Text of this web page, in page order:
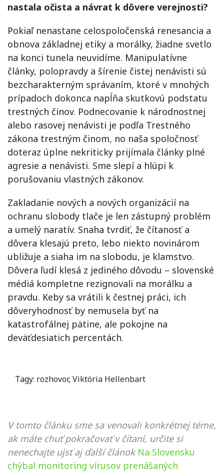
nastala očista a návrat k dôvere verejnosti?
Pokiaľ nenastane celospoločenská renesancia a
obnova základnej etiky a morálky, žiadne svetlo
na konci tunela neuvidíme. Manipulatívne
články, polopravdy a šírenie čistej nenávisti sú
bezcharakterným správaním, ktoré v mnohých
prípadoch dokonca napĺňa skutkovú podstatu
trestných činov. Podnecovanie k národnostnej
alebo rasovej nenávisti je podľa Trestného
zákona trestným činom, no naša spoločnosť
doteraz úplne nekriticky prijímala články plné
agresie a nenávisti. Sme slepí a hlúpi k
porušovaniu vlastných zákonov.
Zakladanie nových a nových organizácií na
ochranu slobody tlače je len zástupný problém
a umelý naratív. Snaha tvrdiť, že čítanosť a
dôvera klesajú preto, lebo niekto novinárom
ubližuje a siaha im na slobodu, je klamstvo.
Dôvera ľudí klesá z jediného dôvodu – slovenské
médiá kompletne rezignovali na morálku a
pravdu. Keby sa vrátili k čestnej práci, ich
dôveryhodnosť by nemusela byť na
katastrofálnej pätine, ale pokojne na
deväťdesiatich percentách.
Tagy: rozhovor, Viktória Hellenbart
V tomto článku sme sa venovali konkrétnej téme,
ak máte chuť pokračovať v čítaní, určite si
nenechajte ujsť aj ďalší článok Na Slovensku
chýbal monitoring vírusov prenášaných